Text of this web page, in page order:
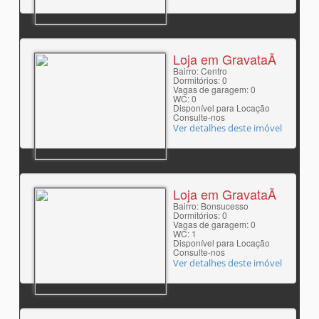
Loja em GravataÃ­
Bairro: Centro
Dormitórios: 0
Vagas de garagem: 0
WC: 0
Disponível para Locação
Consulte-nos
Ver detalhes deste imóvel
Loja em GravataÃ­
Bairro: Bonsucesso
Dormitórios: 0
Vagas de garagem: 0
WC: 1
Disponível para Locação
Consulte-nos
Ver detalhes deste imóvel